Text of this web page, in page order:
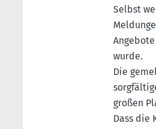
Selbst
wurde.
Die
großen
Dass die